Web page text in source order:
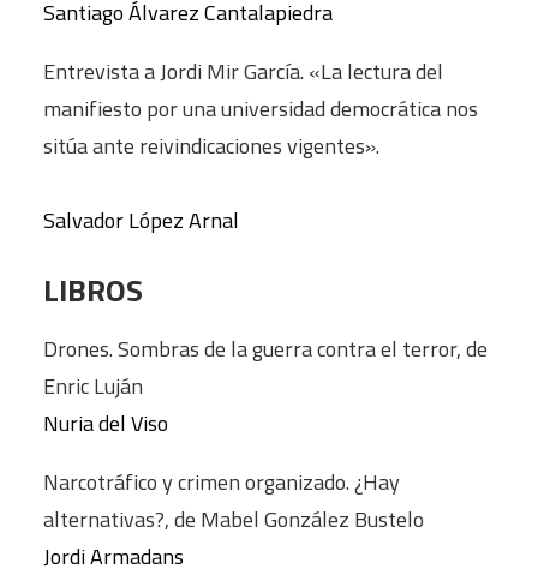
Santiago Álvarez Cantalapiedra
Entrevista a Jordi Mir García. «La lectura del
manifiesto por una universidad democrática nos
sitúa ante reivindicaciones vigentes».
Salvador López Arnal
LIBROS
Drones. Sombras de la guerra contra el terror, de
Enric Luján
Nuria del Viso
Narcotráfico y crimen organizado. ¿Hay
alternativas?, de Mabel González Bustelo
Jordi Armadans